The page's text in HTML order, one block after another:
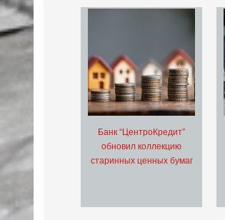
Банк “ЦентроКредит”
обновил коллекцию
старинных ценных бумаг